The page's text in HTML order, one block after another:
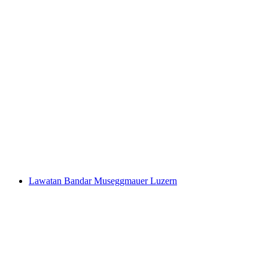
Lawatan Bandar Museggmauer Luzern